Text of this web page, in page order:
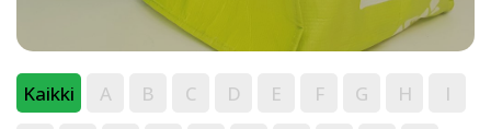
Kaikki A B C D E F G H I